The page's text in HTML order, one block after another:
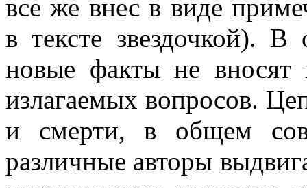
все же внес в виде
в тексте звездочкой).
новые факты не
излагаемых вопросов.
и смерти, в общем
различные авторы